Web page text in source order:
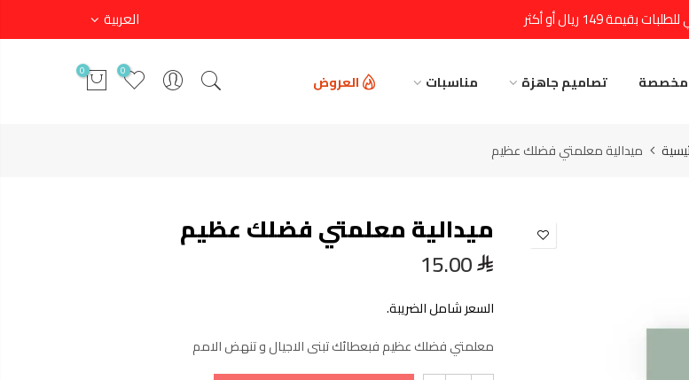
بقيمة 149 ريال أو أكثر العربية
مخصصة تصاميم جاهزة مناسبات العروض 0
0
ميدالية معلمتي فضلك عظيم
ميدالية معلمتي فضلك عظيم
15.00
السعر شامل الضريبة.
معلمتي فضلك عظيم فبعطائك تبنى الاجيال و تنهض الامم